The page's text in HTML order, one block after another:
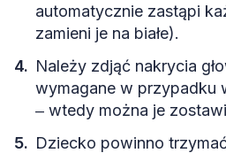
automatycznie zastąpi
zamieni je na białe).
Należy zdjąć nakrycia
wymagane w przypadku
‒ wtedy można je
Dziecko powinno